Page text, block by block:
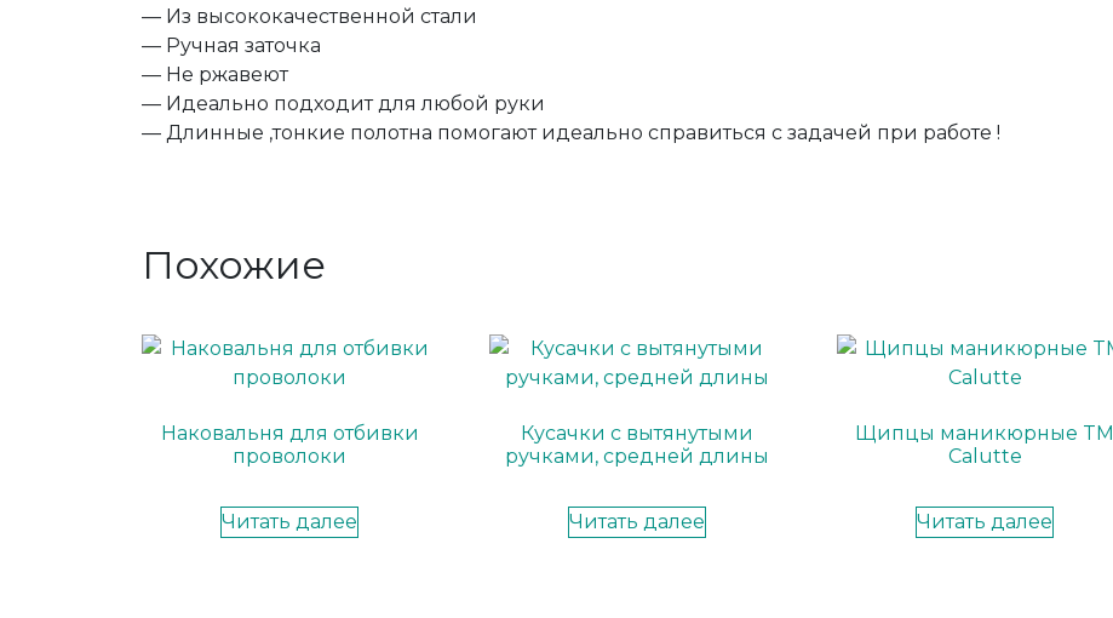
— Из высококачественной стали
— Ручная заточка
— Не ржавеют
— Идеально подходит для любой руки
— Длинные ,тонкие полотна помогают идеально справиться с задачей при работе !
Похожие
Наковальня для отбивки
проволоки
Читать далее
Кусачки с вытянутыми
ручками, средней длины
Читать далее
Щипцы маникюрные TM
Calutte
Читать далее